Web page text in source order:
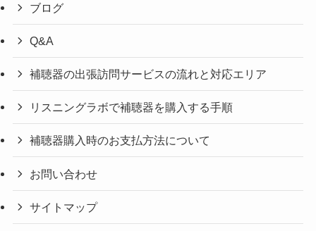
ブログ
Q&A
補聴器の出張訪問サービスの流れと対応エリア
リスニングラボで補聴器を購入する手順
補聴器購入時のお支払方法について
お問い合わせ
サイトマップ